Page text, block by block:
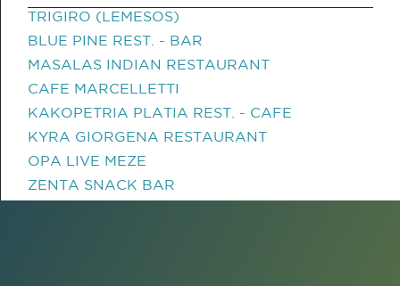
TRIGIRO (LEMESOS)
BLUE PINE REST. - BAR
MASALAS INDIAN RESTAURANT
CAFE MARCELLETTI
KAKOPETRIA PLATIA REST. - CAFE
KYRA GIORGENA RESTAURANT
OPA LIVE MEZE
ZENTA SNACK BAR